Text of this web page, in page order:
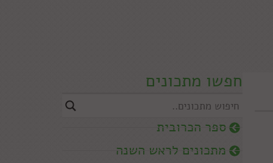
חפשו מתכונים
ספר הכרובית
מתכונים לראש השנה